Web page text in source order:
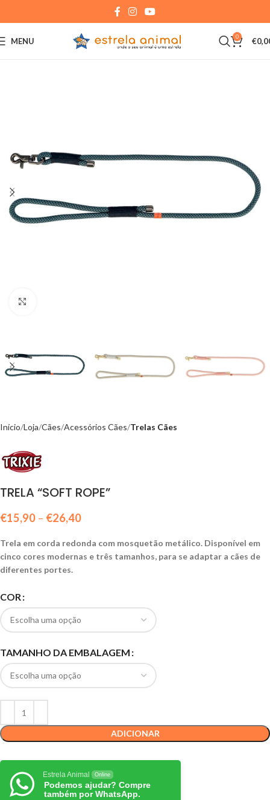
MENU 0 €
Início Loja Cães Acessórios Cães Trelas Cães
TRELA “SOFT ROPE”
€15,90 – €26,40
Trela em corda redonda com mosquetão metálico. Disponível em
cinco cores modernas e três tamanhos, para se adaptar a cães de
diferentes portes.
COR
TAMANHO DA EMBALAGEM
ADICIONAR
Estrela Animal Online
Podemos ajudar? Compre
também por WhatsApp.